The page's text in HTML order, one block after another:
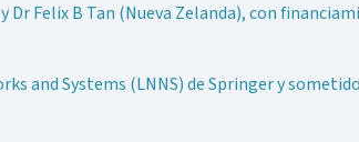
Felix B Tan (Nueva Zelanda), con
and Systems (LNNS) de Springer y